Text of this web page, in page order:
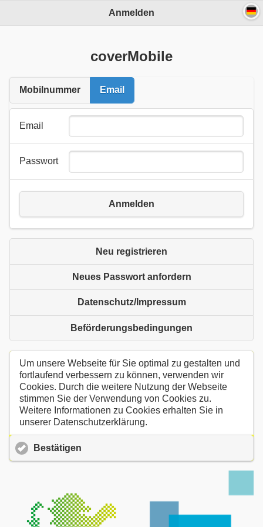
Anmelden
coverMobile
Mobilnummer Email
Email
Passwort
Anmelden
Neu registrieren
Neues Passwort anfordern
Datenschutz/Impressum
Beförderungsbedingungen
Um unsere Webseite für Sie optimal zu gestalten und
fortlaufend verbessern zu können, verwenden wir
Cookies. Durch die weitere Nutzung der Webseite
stimmen Sie der Verwendung von Cookies zu.
Weitere Informationen zu Cookies erhalten Sie in
unserer Datenschutzerklärung.
Bestätigen
(c) pps/edv 2026